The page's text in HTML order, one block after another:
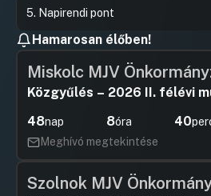
5. Napirendi pont
HozzászólásokUgrás a
Hamarosan élőben!
Miskolc MJV
Közgyűlés – 2026 II. félévi
48nap 8óra 40
Meghívó megtekintése
Szolnok MJV